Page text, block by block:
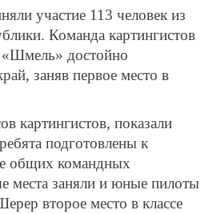
участие 113 человек из
Команда картингистов
достойно
заняв первое место в
картингистов, показали
подготовлены к
общих командных
места заняли и юные пилоты
второе место в классе